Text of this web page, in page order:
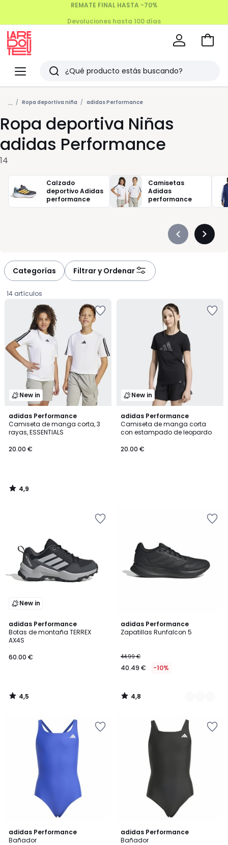
Menu
Redoute
Buscar
Últimos
artículos
vistos
Ir
... Ropa deportiva niña adidas Performance
Ropa deportiva Niñas
adidas Performance
14
Calzado
deportivo Adidas
performance
Camisetas
Adidas
performance
Précédent
Categorías Filtrar y Ordenar
14 artículos
New in
adidas Performance
Camiseta de manga corta, 3
rayas, ESSENTIALS
€.
20.00 €
4,9
/ 5
4,9
/
New in
adidas Performance
Camiseta de manga corta
con estampado de leopardo
20.00 €
New in
adidas Performance
Botas de montaña TERREX
AX4S
60.00 €
4,5
/ 5
4,5
/
adidas Performance
Zapatillas Runfalcon 5
44.99 €
40.49 € -10%
4,8
/ 5
2
Colores
4,8
/
adidas Performance
Bañador
5
/
adidas Performance
Bañador
4,8
/ 5